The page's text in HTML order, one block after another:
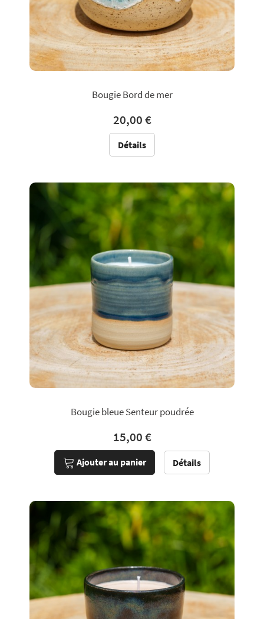
Bougie Bord de mer
20,00 €
Détails
Bougie bleue Senteur poudrée
15,00 €
Ajouter au panier Détails